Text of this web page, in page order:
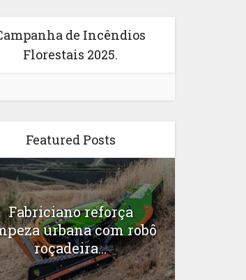
de Incêndios
Florestais 2025.
Featured Posts
Fabriciano reforça
urbana com robô
roçadeira...